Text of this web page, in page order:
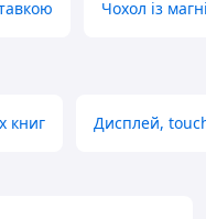
Чохол із
книг Дисплей,